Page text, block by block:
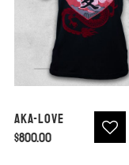
Aka-Love
$800.00